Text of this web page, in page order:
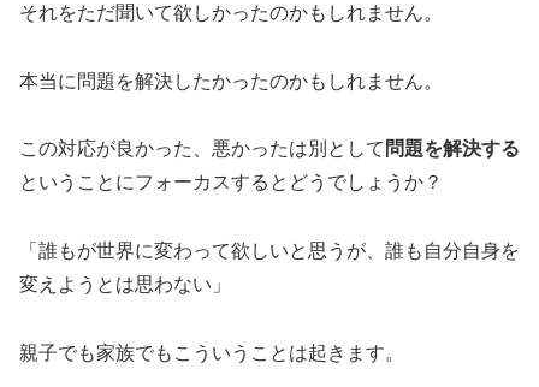
それをただ聞いて欲しかったのかもしれません。
本当に問題を解決したかったのかもしれません。
この対応が良かった、悪かったは別として 問題を解決する
ということにフォーカスするとどうでしょうか？
「誰もが世界に変わって欲しいと思うが、誰も自分自身を
変えようとは思わない」
親子でも家族でもこういうことは起きます。